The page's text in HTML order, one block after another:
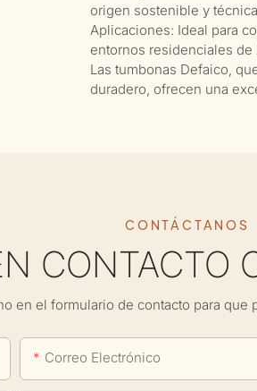
origen sostenible y
Aplicaciones: Ideal para
entornos residenciales de
Las tumbonas Defaico,
duradero, ofrecen una
CONTÁCTANOS
CONTACTO
en el formulario de contacto para
Correo Electrónico